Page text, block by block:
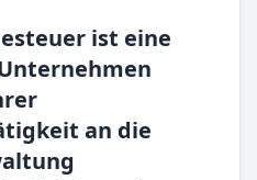
ist eine
an die